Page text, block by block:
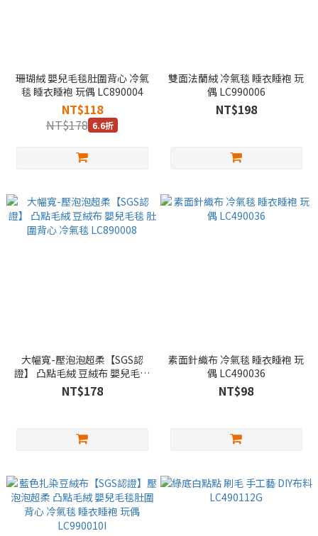
珊瑚絨 嬰兒毛毯肚圍背心 冷氣
毯 睡衣睡袍 玩偶 LC890004
NT$118
NT$178 6.6折
雙面法蘭絨 冷氣毯 睡衣睡袍 玩
偶 LC990006
NT$198
大幅寬-壓泡泡超柔【SGS認
證】 凸點毛絨 豆絨布 嬰兒毛毯
肚圍背心 冷氣毯 LC890008
NT$178
素面針織布 冷氣毯 睡衣睡袍 玩
偶 LC490036
NT$98